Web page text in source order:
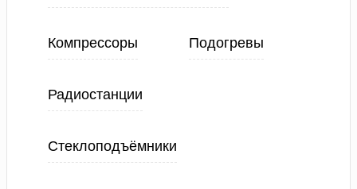
Компрессоры Подогревы
Радиостанции
Стеклоподъёмники